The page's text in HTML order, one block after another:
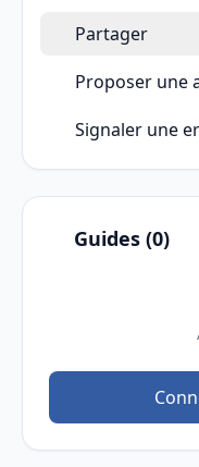
Partager
Proposer une
Signaler une
Guides (0)